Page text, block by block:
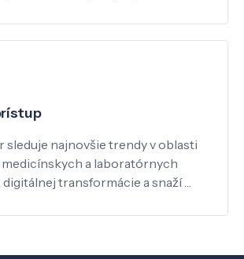
sleduje najnovšie trendy v oblasti
a laboratórnych
transformácie a snaží …